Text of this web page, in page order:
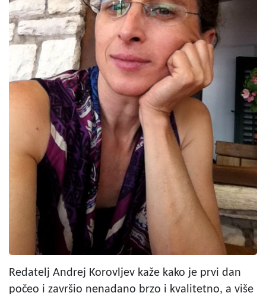
Redatelj Andrej Korovljev kaže kako je prvi dan
počeo i završio nenadano brzo i kvalitetno, a više